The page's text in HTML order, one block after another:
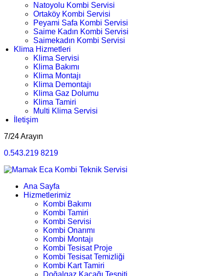
Natoyolu Kombi Servisi
Ortaköy Kombi Servisi
Peyami Safa Kombi Servisi
Saime Kadın Kombi Servisi
Saimekadın Kombi Servisi
Klima Hizmetleri
Klima Servisi
Klima Bakımı
Klima Montajı
Klima Demontajı
Klima Gaz Dolumu
Klima Tamiri
Multi Klima Servisi
İletişim
7/24 Arayın
0.543.219 8219
Ana Sayfa
Hizmetlerimiz
Kombi Bakımı
Kombi Tamiri
Kombi Servisi
Kombi Onarımı
Kombi Montajı
Kombi Tesisat Proje
Kombi Tesisat Temizliği
Kombi Kart Tamiri
Doğalgaz Kaçağı Tespiti